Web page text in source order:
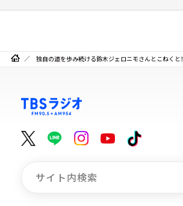
独自の道を歩み続ける鈴木ジェロニモさんとこねくと！